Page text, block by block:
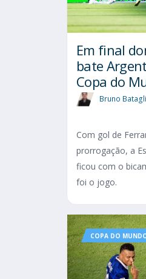
Em final
bate
Copa do
Bruno
Com gol de
prorrogação, a
ficou com o
foi o jogo.
COPA DO